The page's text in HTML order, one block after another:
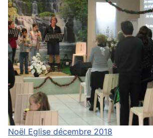
Noël Eglise décembre 2018